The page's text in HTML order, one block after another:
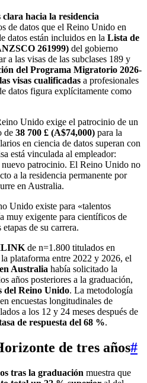
hacia la residencia
de datos que el Reino Unido en
datos están incluidos en la Lista de
261999) del gobierno
a las visas de las subclases 189 y
del Programa Migratorio 2026-
visas cualificadas a profesionales
datos figura explícitamente como
Unido exige el patrocinio de un
de 38 700 £ (A$74,000) para la
en ciencia de datos superan con
está vinculada al empleador:
nuevo patrocinio. El Reino Unido no
a la residencia permanente por
en Australia.
Unido existe para «talentos
muy exigente para científicos de
de su carrera.
de n=1.800 titulados en
plataforma entre 2022 y 2026, el
Australia había solicitado la
años posteriores a la graduación,
del Reino Unido. La metodología
encuestas longitudinales de
a los 12 y 24 meses después de
de respuesta del 68 %.
de tres años#
tras la graduación muestra que